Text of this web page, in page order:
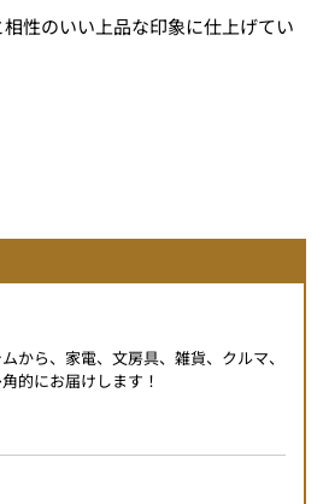
性のいい上品な印象に仕上げてい
から、家電、文房具、雑貨、クルマ、
的にお届けします！